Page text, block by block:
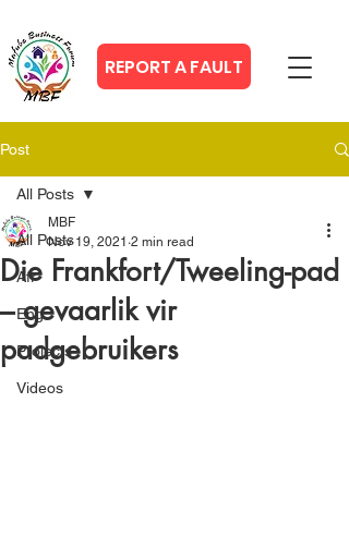
REPORT A FAULT
Post
All Posts
Afr
Eng
Projects
Videos
All Posts
Die Frankfort/Tweeling-pad
– gevaarlik vir
padgebruikers
MBF
Nov 19, 2021 2 min read